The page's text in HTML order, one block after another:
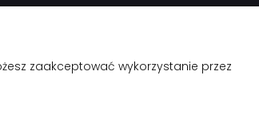
zaakceptować wykorzystanie przez